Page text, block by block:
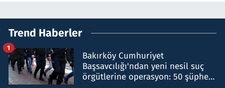
Trend Haberler
Bakırköy Cumhuriyet
Başsavcılığı'ndan yeni nesil suç
örgütlerine operasyon: 50 şüpheli
1